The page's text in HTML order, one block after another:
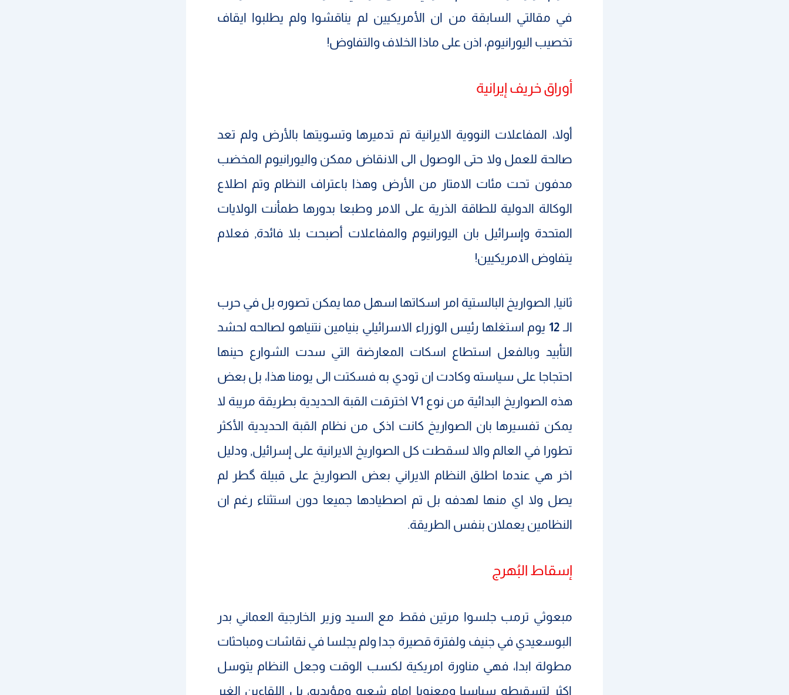
في مقالتي السابقة من ان الأمريكيين لم يناقشوا ولم يطلبوا ايقاف
تخصيب اليورانيوم، اذن على ماذا الخلاف والتفاوض!
أوراق خريف إيرانية
أولا، المفاعلات النووية الايرانية تم تدميرها وتسويتها بالأرض ولم تعد
صالحة للعمل ولا حتى الوصول الى الانقاض ممكن واليورانيوم المخضب
مدفون تحت مئات الامتار من الأرض وهذا باعتراف النظام وتم اطلاع
الوكالة الدولية للطاقة الذرية على الامر وطبعا بدورها طمأنت الولايات
المتحدة وإسرائيل بان اليورانيوم والمفاعلات أصبحت بلا فائدة, فعلام
يتفاوض الامريكيين!
ثانيا, الصواريخ البالستية امر اسكاتها اسهل مما يمكن تصوره بل في حرب
الـ12 يوم استغلها رئيس الوزراء الاسرائيلي بنيامين نتنياهو لصالحه لحشد
التأبيد وبالفعل استطاع اسكات المعارضة التي سدت الشوارع حينها
احتجاجا على سياسته وكادت ان تودي به فسكتت الى يومنا هذا، بل بعض
هذه الصواريخ البدائية من نوع V1 اخترقت القبة الحديدية بطريقة مريبة لا
يمكن تفسيرها بان الصواريخ كانت اذكى من نظام القبة الحديدية الأكثر
تطورا في العالم والا لسقطت كل الصواريخ الايرانية على إسرائيل, ودليل
اخر هي عندما اطلق النظام الايراني بعض الصواريخ على قبيلة گطر لم
يصل ولا اي منها لهدفه بل تم اصطيادها جميعا دون استثناء رغم ان
النظامين يعملان بنفس الطريقة.
إسقاط البُهرج
مبعوثي ترمب جلسوا مرتين فقط مع السيد وزير الخارجية العماني بدر
البوسعيدي في جنيف ولفترة قصيرة جدا ولم يجلسا في نقاشات ومباحثات
مطولة ابدا، فهي مناورة امريكية لكسب الوقت وجعل النظام يتوسل
اكثر لتسقيطه سياسيا ومعنويا امام شعبه ومؤيديه، بل اللقاءين الغير